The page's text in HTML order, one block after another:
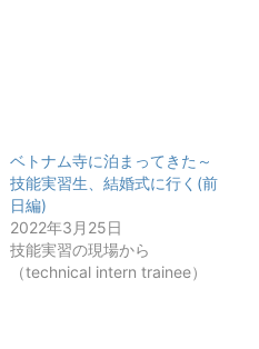
ベトナム寺に泊まってきた～
技能実習生、結婚式に行く(前
日編)
2022年3月25日
技能実習の現場から
（technical intern trainee）